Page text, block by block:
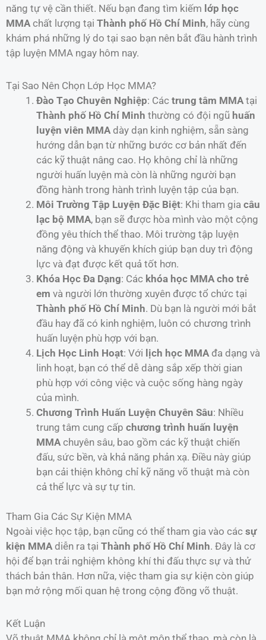
năng tự vệ cần thiết. Nếu bạn đang tìm kiếm lớp học
MMA chất lượng tại Thành phố Hồ Chí Minh, hãy cùng
khám phá những lý do tại sao bạn nên bắt đầu hành trình
tập luyện MMA ngay hôm nay.
Tại Sao Nên Chọn Lớp Học MMA?
Đào Tạo Chuyên Nghiệp: Các trung tâm MMA tại
Thành phố Hồ Chí Minh thường có đội ngũ huấn
luyện viên MMA dày dạn kinh nghiệm, sẵn sàng
hướng dẫn bạn từ những bước cơ bản nhất đến
các kỹ thuật nâng cao. Họ không chỉ là những
người huấn luyện mà còn là những người bạn
đồng hành trong hành trình luyện tập của bạn.
Môi Trường Tập Luyện Đặc Biệt: Khi tham gia câu
lạc bộ MMA, bạn sẽ được hòa mình vào một cộng
đồng yêu thích thể thao. Môi trường tập luyện
năng động và khuyến khích giúp bạn duy trì động
lực và đạt được kết quả tốt hơn.
Khóa Học Đa Dạng: Các khóa học MMA cho trẻ
em và người lớn thường xuyên được tổ chức tại
Thành phố Hồ Chí Minh. Dù bạn là người mới bắt
đầu hay đã có kinh nghiệm, luôn có chương trình
huấn luyện phù hợp với bạn.
Lịch Học Linh Hoạt: Với lịch học MMA đa dạng và
linh hoạt, bạn có thể dễ dàng sắp xếp thời gian
phù hợp với công việc và cuộc sống hàng ngày
của mình.
Chương Trình Huấn Luyện Chuyên Sâu: Nhiều
trung tâm cung cấp chương trình huấn luyện
MMA chuyên sâu, bao gồm các kỹ thuật chiến
đấu, sức bền, và khả năng phản xạ. Điều này giúp
bạn cải thiện không chỉ kỹ năng võ thuật mà còn
cả thể lực và sự tự tin.
Tham Gia Các Sự Kiện MMA
Ngoài việc học tập, bạn cũng có thể tham gia vào các sự
kiện MMAdiễn ra tại Thành phố Hồ Chí Minh. Đây là cơ
hội để bạn trải nghiệm không khí thi đấu thực sự và thử
thách bản thân. Hơn nữa, việc tham gia sự kiện còn giúp
bạn mở rộng mối quan hệ trong cộng đồng võ thuật.
Kết Luận